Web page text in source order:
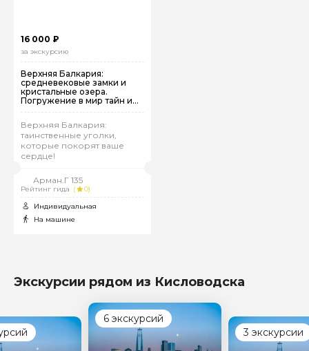
16 000 ₽
за экскурсию
Верхняя Балкария:
средневековые замки и
кристальные озера.
Погружение в мир тайн и
чудес Кавказа
Верхняя Балкария:
таинственные уголки,
которые покорят ваше
сердце!
Арман.Г 135
Рейтинг гида (
0)
Индивидуальная
На машине
Экскурсии рядом из Кисловодска
6 экскурсий
3 экскурсии